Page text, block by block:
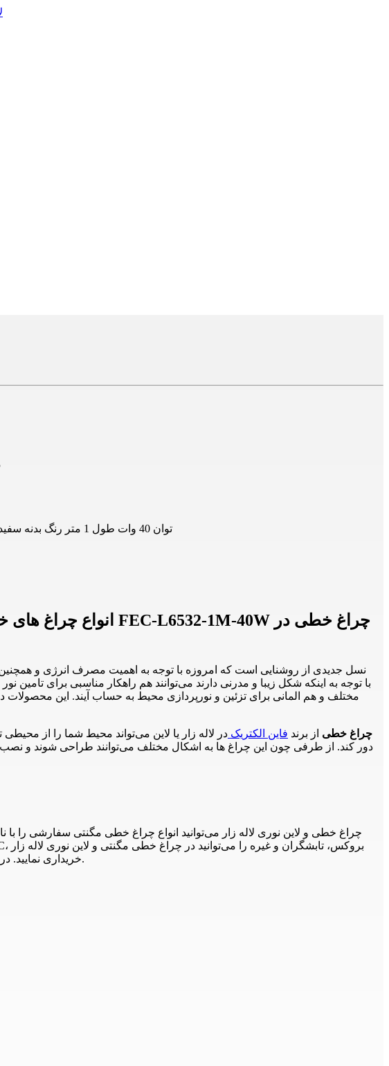
چراغ خطی توکار 40 وات 1 متری فاین الکتریک مدل FEC-L6532-1M-40W توان 40 وات طول 1 متر رنگ بدنه سفید و مشکی رنگ نور آفتابی، مهتابی و یخی توکار
مختلف و هم المانی برای تزئین و نورپردازی محیط به حساب آیند. این محصولات
لاین نوری توکار 40 وات 1 متری فاین الکتریک FEC-L6532-1M-40W چراغ خطی از برند فاین الکتریک در لاله زار یا لاین می‌تواند محیط شما را از
دور کند. از طرفی چون این چراغ ها به اشکال مختلف می‌توانند طراحی شوند و
خریداریو لاین نوری لاله زار را مشاهده می‌کنید.